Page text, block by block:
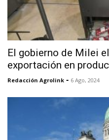
El gobierno de Milei
exportación en
Redacción Agrolink - 6 Ago, 2024